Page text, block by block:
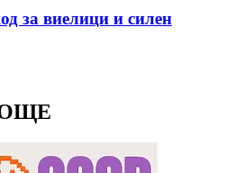
за виелици и силен